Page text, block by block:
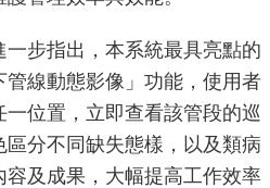
步指出，本系統最具亮點的
線動態影像」功能，使用者
位置，立即查看該管段的巡
分不同缺失態樣，以及類病
容及成果，大幅提高工作效率